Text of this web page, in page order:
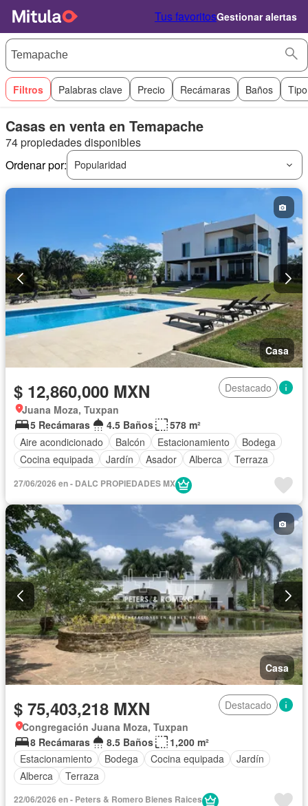
Tus favoritosGestionar alertas
Filtros Palabras clave Precio Recámaras Baños
Casas en venta en Temapache
74 propiedades disponibles
Ordenar por:
Popularidad
Casa
$ 12,860,000 MXN
Destacado
Juana Moza, Tuxpan
5 Recámaras
4.5 Baños
578 m²
Aire acondicionado
Balcón Estacionamiento
Bodega
Cocina equipada
Jardín Asador Alberca
Terraza
27/06/2026 en - DALC PROPIEDADES MX
Casa
$ 75,403,218 MXN
Destacado
Congregación Juana Moza, Tuxpan
8 Recámaras
8.5 Baños
1,200 m²
Estacionamiento
Bodega Cocina equipada
Jardín
Alberca
Terraza
22/06/2026 en - Peters & Romero Bienes Raices